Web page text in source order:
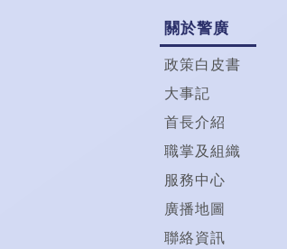
關於警廣
政策白皮書
大事記
首長介紹
職掌及組織
服務中心
廣播地圖
聯絡資訊